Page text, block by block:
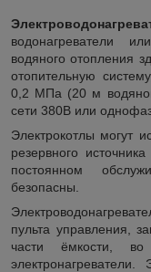
водонагреватели
водяного отопления
отопительную
0,2 МПа (20 м
сети 380В или
Электрокотлы могут
резервного
постоянном
безопасны.
пульта управления,
части ёмкости, во